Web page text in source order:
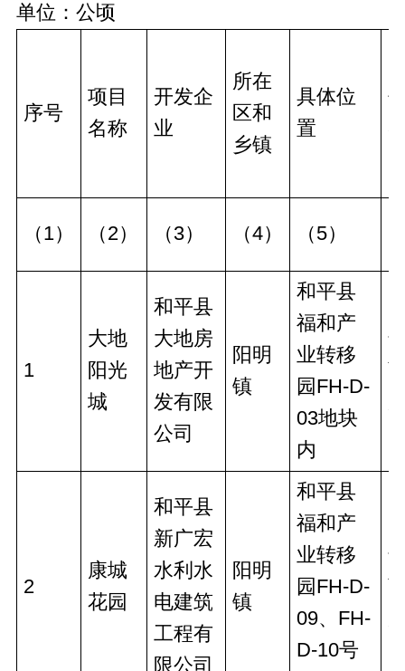
单位：公顷
序号
项目
名称
开发企
业
所在
区和
乡镇
具体位
置
（1） （2） （3） （4） （5）
1
大地
阳光
城
和平县
大地房
地产开
发有限
公司
阳明
镇
和平县
福和产
业转移
园FH-D-
03地块
内
2
康城
花园
和平县
新广宏
水利水
电建筑
工程有
限公司
阳明
镇
和平县
福和产
业转移
园FH-D-
09、FH-
D-10号